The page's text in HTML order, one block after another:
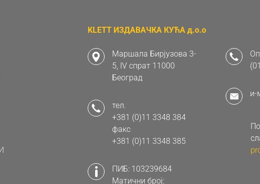
KLETT ИЗДАВАЧКА КУЋА д.о.о
Маршала Бирјузова 3-
5, IV спрат 11000
Београд
тел.
+381 (0)11 3348 384
факс
+381 (0)11 3348 385
ПИБ: 103239684
Матични број:
и-